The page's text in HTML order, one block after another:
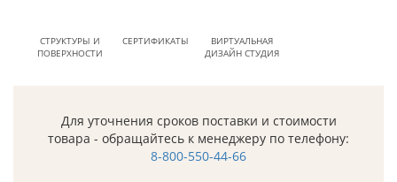
СТРУКТУРЫ И
ПОВЕРХНОСТИ
СЕРТИФИКАТЫ
ВИРТУАЛЬНАЯ
ДИЗАЙН СТУДИЯ
Для уточнения сроков поставки и стоимости
товара - обращайтесь к менеджеру по телефону:
8-800-550-44-66